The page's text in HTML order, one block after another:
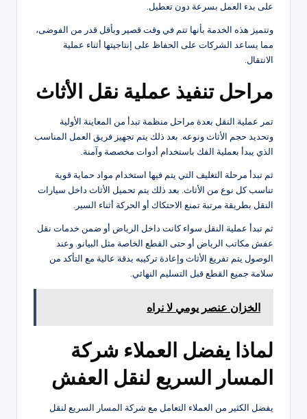
على بدء العمل بسرعة دون تعطيل.
وتتميز هذه الخدمة بأنها تتم في وقت قصير وبأقل قدر من الفوضى،
مما يساعد الشركات على الحفاظ على إنتاجيتها أثناء عملية
الانتقال.
مراحل تنفيذ عملية نقل الأثاث
تمر عملية النقل بعدة مراحل منظمة تبدأ من المعاينة الأولية
وتحديد حجم الأثاث ونوعه. بعد ذلك يتم تجهيز فريق العمل المناسب
الذي يبدأ بعملية الفك باستخدام أدوات مخصصة وآمنة.
ثم تبدأ مرحلة التغليف التي يتم فيها استخدام مواد حماية قوية
تناسب كل نوع من الأثاث. بعد ذلك يتم تحميل الأثاث داخل سيارات
النقل بطريقة مرتبة تمنع الاحتكاك أو الحركة أثناء السير.
ثم تبدأ عملية النقل سواء كانت داخل الرياض أو ضمن خدمات نقل
عفش مكاتب الرياض أو حتى القطع الخاصة مثل البيانو. وعند
الوصول يتم تفريغ الأثاث وإعادة تركيبه بدقة عالية مع التأكد من
سلامة جميع القطع قبل التسليم النهائي.
الخزان عنصر يومي لا نراه
لماذا يفضل العملاء شركة
المسار السريع لنقل العفش
يفضل الكثير من العملاء التعامل مع شركة المسار السريع لنقل